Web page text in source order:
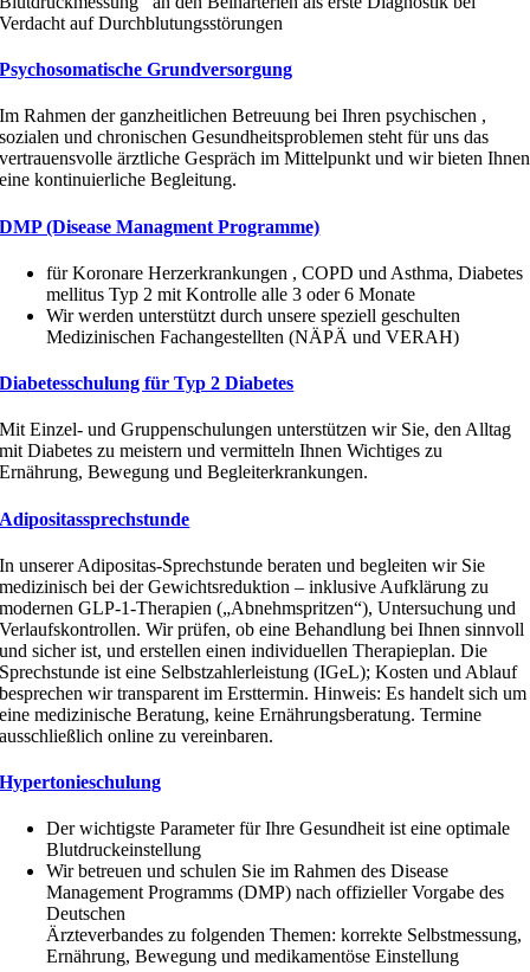
Verdacht auf Durchblutungsstörungen
Psychosomatische Grundversorgung
Im Rahmen der ganzheitlichen Betreuung bei Ihren psychischen ,
sozialen und chronischen Gesundheitsproblemen steht für uns das
vertrauensvolle ärztliche Gespräch im Mittelpunkt und wir bieten Ihnen
eine kontinuierliche Begleitung.
DMP (Disease Managment Programme)
für Koronare Herzerkrankungen , COPD und Asthma, Diabetes
mellitus Typ 2 mit Kontrolle alle 3 oder 6 Monate
Wir werden unterstützt durch unsere speziell geschulten
Medizinischen Fachangestellten (NÄPÄ und VERAH)
Diabetesschulung für Typ 2 Diabetes
Mit Einzel- und Gruppenschulungen unterstützen wir Sie, den Alltag
mit Diabetes zu meistern und vermitteln Ihnen Wichtiges zu
Ernährung, Bewegung und Begleiterkrankungen.
Adipositassprechstunde
In unserer Adipositas‑Sprechstunde beraten und begleiten wir Sie
medizinisch bei der Gewichtsreduktion – inklusive Aufklärung zu
modernen GLP‑1‑Therapien („Abnehmspritzen“), Untersuchung und
Verlaufskontrollen. Wir prüfen, ob eine Behandlung bei Ihnen sinnvoll
und sicher ist, und erstellen einen individuellen Therapieplan. Die
Sprechstunde ist eine Selbstzahlerleistung (IGeL); Kosten und Ablauf
besprechen wir transparent im Ersttermin. Hinweis: Es handelt sich um
eine medizinische Beratung, keine Ernährungsberatung. Termine
ausschließlich online zu vereinbaren.
Hypertonieschulung
Der wichtigste Parameter für Ihre Gesundheit ist eine optimale
Blutdruckeinstellung
Wir betreuen und schulen Sie im Rahmen des Disease
Management Programms (DMP) nach offizieller Vorgabe des
Deutschen
Ärzteverbandes zu folgenden Themen: korrekte Selbstmessung,
Ernährung, Bewegung und medikamentöse Einstellung